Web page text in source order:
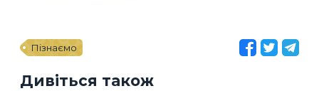
Пізнаємо
Дивіться також